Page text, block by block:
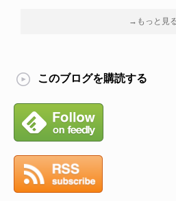
→もっと見
このブログを購読する